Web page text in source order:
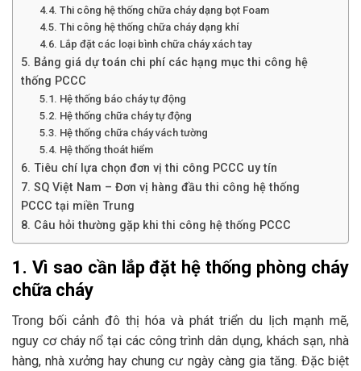
4.4. Thi công hệ thống chữa cháy dạng bọt Foam
4.5. Thi công hệ thống chữa cháy dạng khí
4.6. Lắp đặt các loại bình chữa cháy xách tay
5. Bảng giá dự toán chi phí các hạng mục thi công hệ
thống PCCC
5.1. Hệ thống báo cháy tự động
5.2. Hệ thống chữa cháy tự động
5.3. Hệ thống chữa cháy vách tường
5.4. Hệ thống thoát hiểm
6. Tiêu chí lựa chọn đơn vị thi công PCCC uy tín
7. SQ Việt Nam – Đơn vị hàng đầu thi công hệ thống
PCCC tại miền Trung
8. Câu hỏi thường gặp khi thi công hệ thống PCCC
1. Vì sao cần lắp đặt hệ thống phòng cháy
chữa cháy
Trong bối cảnh đô thị hóa và phát triển du lịch mạnh mẽ,
nguy cơ cháy nổ tại các công trình dân dụng, khách sạn, nhà
hàng, nhà xưởng hay chung cư ngày càng gia tăng. Đặc biệt